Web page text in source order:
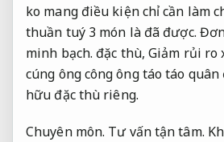
ko mangđiều kiện chỉ cần làm
thuần tuý3 món là đã được.
minh bạch. đặc thù,Giảm rủi ro
cúng ông công ông táotáo quân
hữu đặc thù riêng.
Chuyên môn. Tư vấn tận tâm.